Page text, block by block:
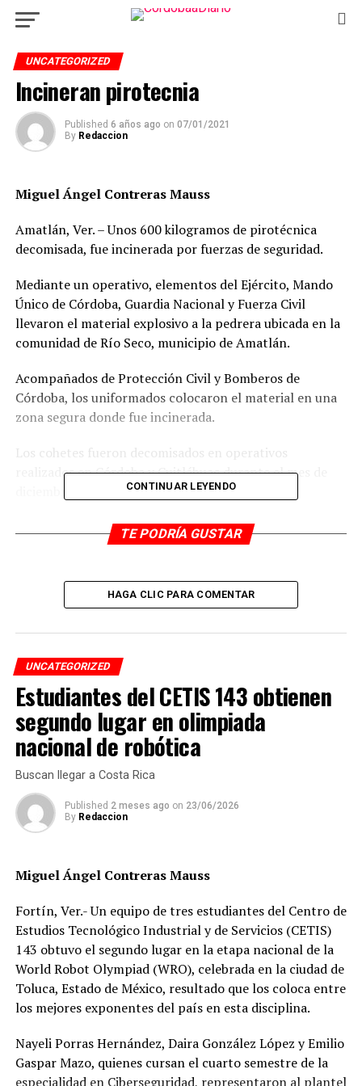
UNCATEGORIZED
Incineran pirotecnia
Published 6 años ago on 07/01/2021
By Redaccion
Miguel Ángel Contreras Mauss
Amatlán, Ver. – Unos 600 kilogramos de pirotécnica
decomisada, fue incinerada por fuerzas de seguridad.
Mediante un operativo, elementos del Ejército, Mando
Único de Córdoba, Guardia Nacional y Fuerza Civil
llevaron el material explosivo a la pedrera ubicada en la
comunidad de Río Seco, municipio de Amatlán.
Acompañados de Protección Civil y Bomberos de
Córdoba, los uniformados colocaron el material en una
zona segura donde fue incinerada.
Los cohetes fueron decomisados en operativos
realizados en Córdoba y Cuitláhuac durante el mes de
RELATED TOPICS:
Hallan putrefacto en la Úrsulo Galván
CONTINUAR LEYENDO
TE PODRÍA GUSTAR
HAGA CLIC PARA COMENTAR
UNCATEGORIZED
Estudiantes del CETIS 143 obtienen
segundo lugar en olimpiada
nacional de robótica
Buscan llegar a Costa Rica
Published 2 meses ago on 23/06/2026
By Redaccion
Miguel Ángel Contreras Mauss
Fortín, Ver.- Un equipo de tres estudiantes del Centro de
Estudios Tecnológico Industrial y de Servicios (CETIS)
143 obtuvo el segundo lugar en la etapa nacional de la
World Robot Olympiad (WRO), celebrada en la ciudad de
Toluca, Estado de México, resultado que los coloca entre
los mejores exponentes del país en esta disciplina.
Nayeli Porras Hernández, Daira González López y Emilio
Gaspar Mazo, quienes cursan el cuarto semestre de la
especialidad en Ciberseguridad, representaron al plantel